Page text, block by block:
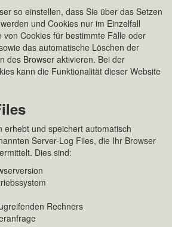
so einstellen, dass Sie über das Setzen
und Cookies nur im Einzelfall
von Cookies für bestimmte Fälle oder
das automatische Löschen der
des Browser aktivieren. Bei der
kann die Funktionalität dieser Website
erhebt und speichert automatisch
Server-Log Files, die Ihr Browser
Dies sind:
Rechners